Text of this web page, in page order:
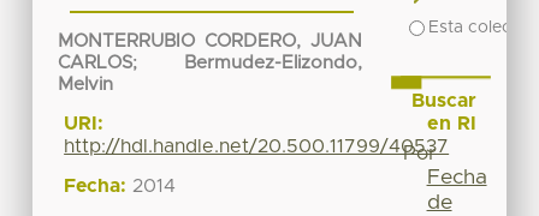
MONTERRUBIO CORDERO, JUAN
CARLOS;
Bermudez-Elizondo,
Melvin
URI:
http://hdl.handle.net/20.500.11799/40537
Fecha: 2014
Esta
Buscar
en RI
Por
Fecha
de